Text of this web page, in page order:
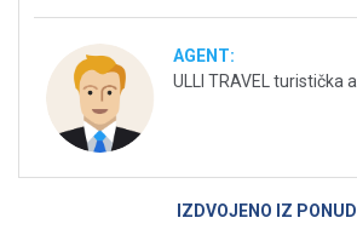
AGENT:
ULLI TRAVEL turistička
IZDVOJENO IZ